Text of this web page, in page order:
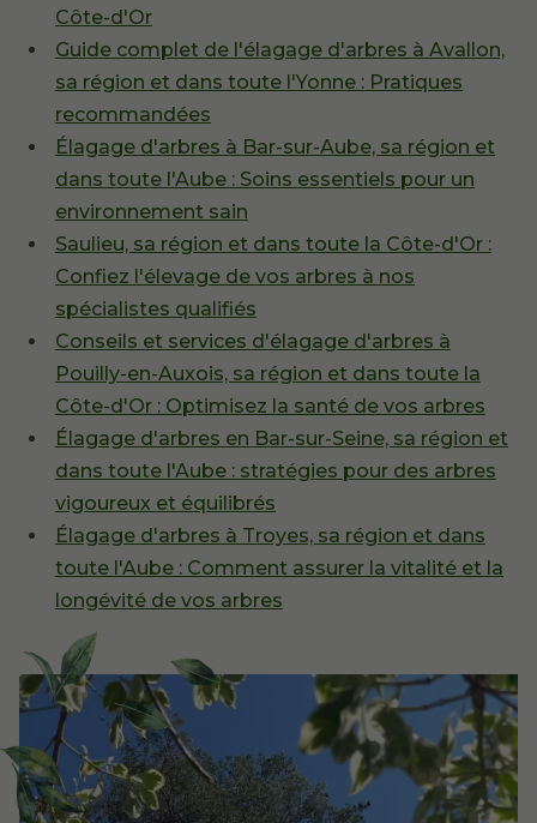
Côte-d'Or
Guide complet de l'élagage d'arbres à Avallon,
sa région et dans toute l'Yonne : Pratiques
recommandées
Élagage d'arbres à Bar-sur-Aube, sa région et
dans toute l'Aube : Soins essentiels pour un
environnement sain
Saulieu, sa région et dans toute la Côte-d'Or :
Confiez l'élevage de vos arbres à nos
spécialistes qualifiés
Conseils et services d'élagage d'arbres à
Pouilly-en-Auxois, sa région et dans toute la
Côte-d'Or : Optimisez la santé de vos arbres
Élagage d'arbres en Bar-sur-Seine, sa région et
dans toute l'Aube : stratégies pour des arbres
vigoureux et équilibrés
Élagage d'arbres à Troyes, sa région et dans
toute l'Aube : Comment assurer la vitalité et la
longévité de vos arbres